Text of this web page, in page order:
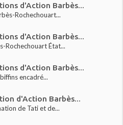
d'Action Barbès...
Rochechouart...
d'Action Barbès...
Rochechouart État...
d'Action Barbès...
encadré...
d'Action Barbès...
de Tati et de...